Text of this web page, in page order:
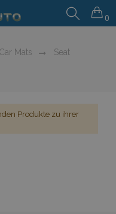
0
Mats
Seat
Produkte zu ihrer